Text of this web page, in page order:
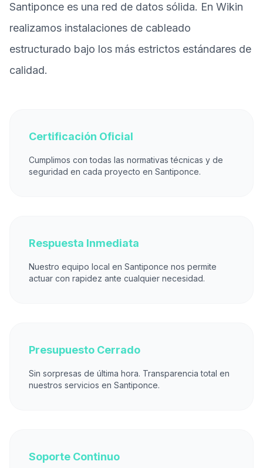
Santiponce es una red de datos sólida. En Wikin
realizamos instalaciones de cableado
estructurado bajo los más estrictos estándares de
calidad.
Certificación Oficial
Cumplimos con todas las normativas técnicas y de
seguridad en cada proyecto en Santiponce.
Respuesta Inmediata
Nuestro equipo local en Santiponce nos permite
actuar con rapidez ante cualquier necesidad.
Presupuesto Cerrado
Sin sorpresas de última hora. Transparencia total en
nuestros servicios en Santiponce.
Soporte Continuo